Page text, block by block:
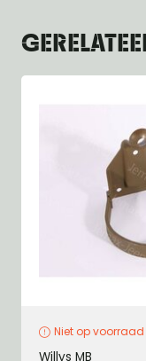
Niet op voorraad
Willys MB